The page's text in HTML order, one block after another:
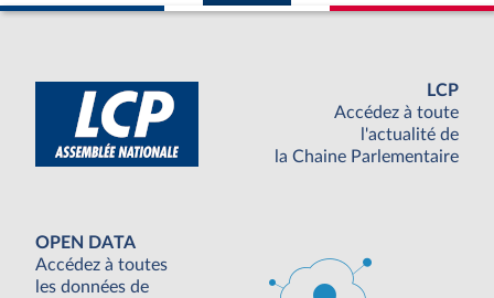
LCP
Accédez à toute
l'actualité de
la Chaine Parlementaire
OPEN DATA
Accédez à toutes
les données de